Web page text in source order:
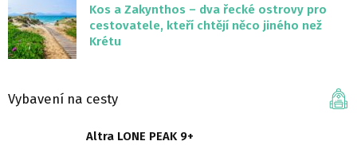
Kos a Zakynthos – dva řecké ostrovy pro
cestovatele, kteří chtějí něco jiného než
Krétu
Vybavení na cesty
Altra LONE PEAK 9+